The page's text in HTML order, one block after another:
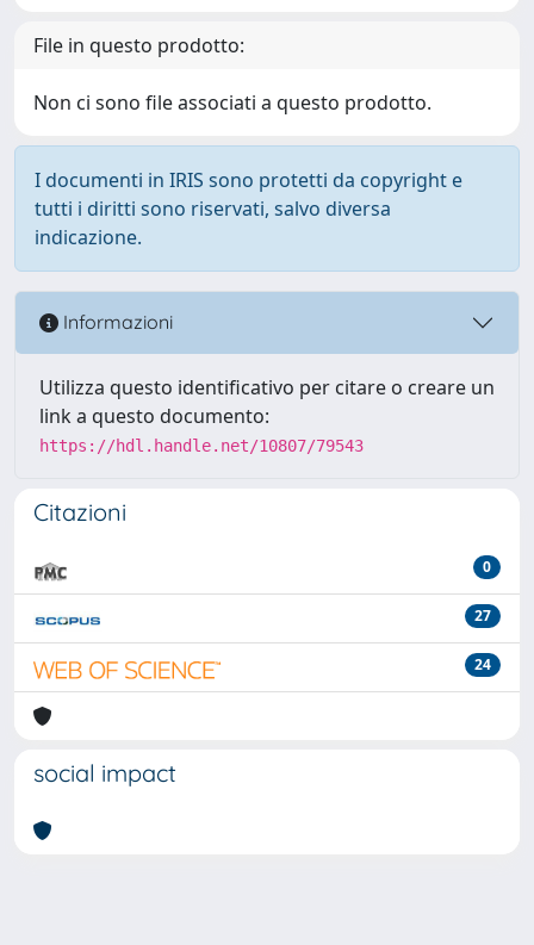
File in questo prodotto:
Non ci sono file associati a questo prodotto.
I documenti in IRIS sono protetti da copyright e
tutti i diritti sono riservati, salvo diversa
indicazione.
Informazioni
Utilizza questo identificativo per citare o creare un
link a questo documento:
https://hdl.handle.net/10807/79543
Citazioni
0
27
24
social impact